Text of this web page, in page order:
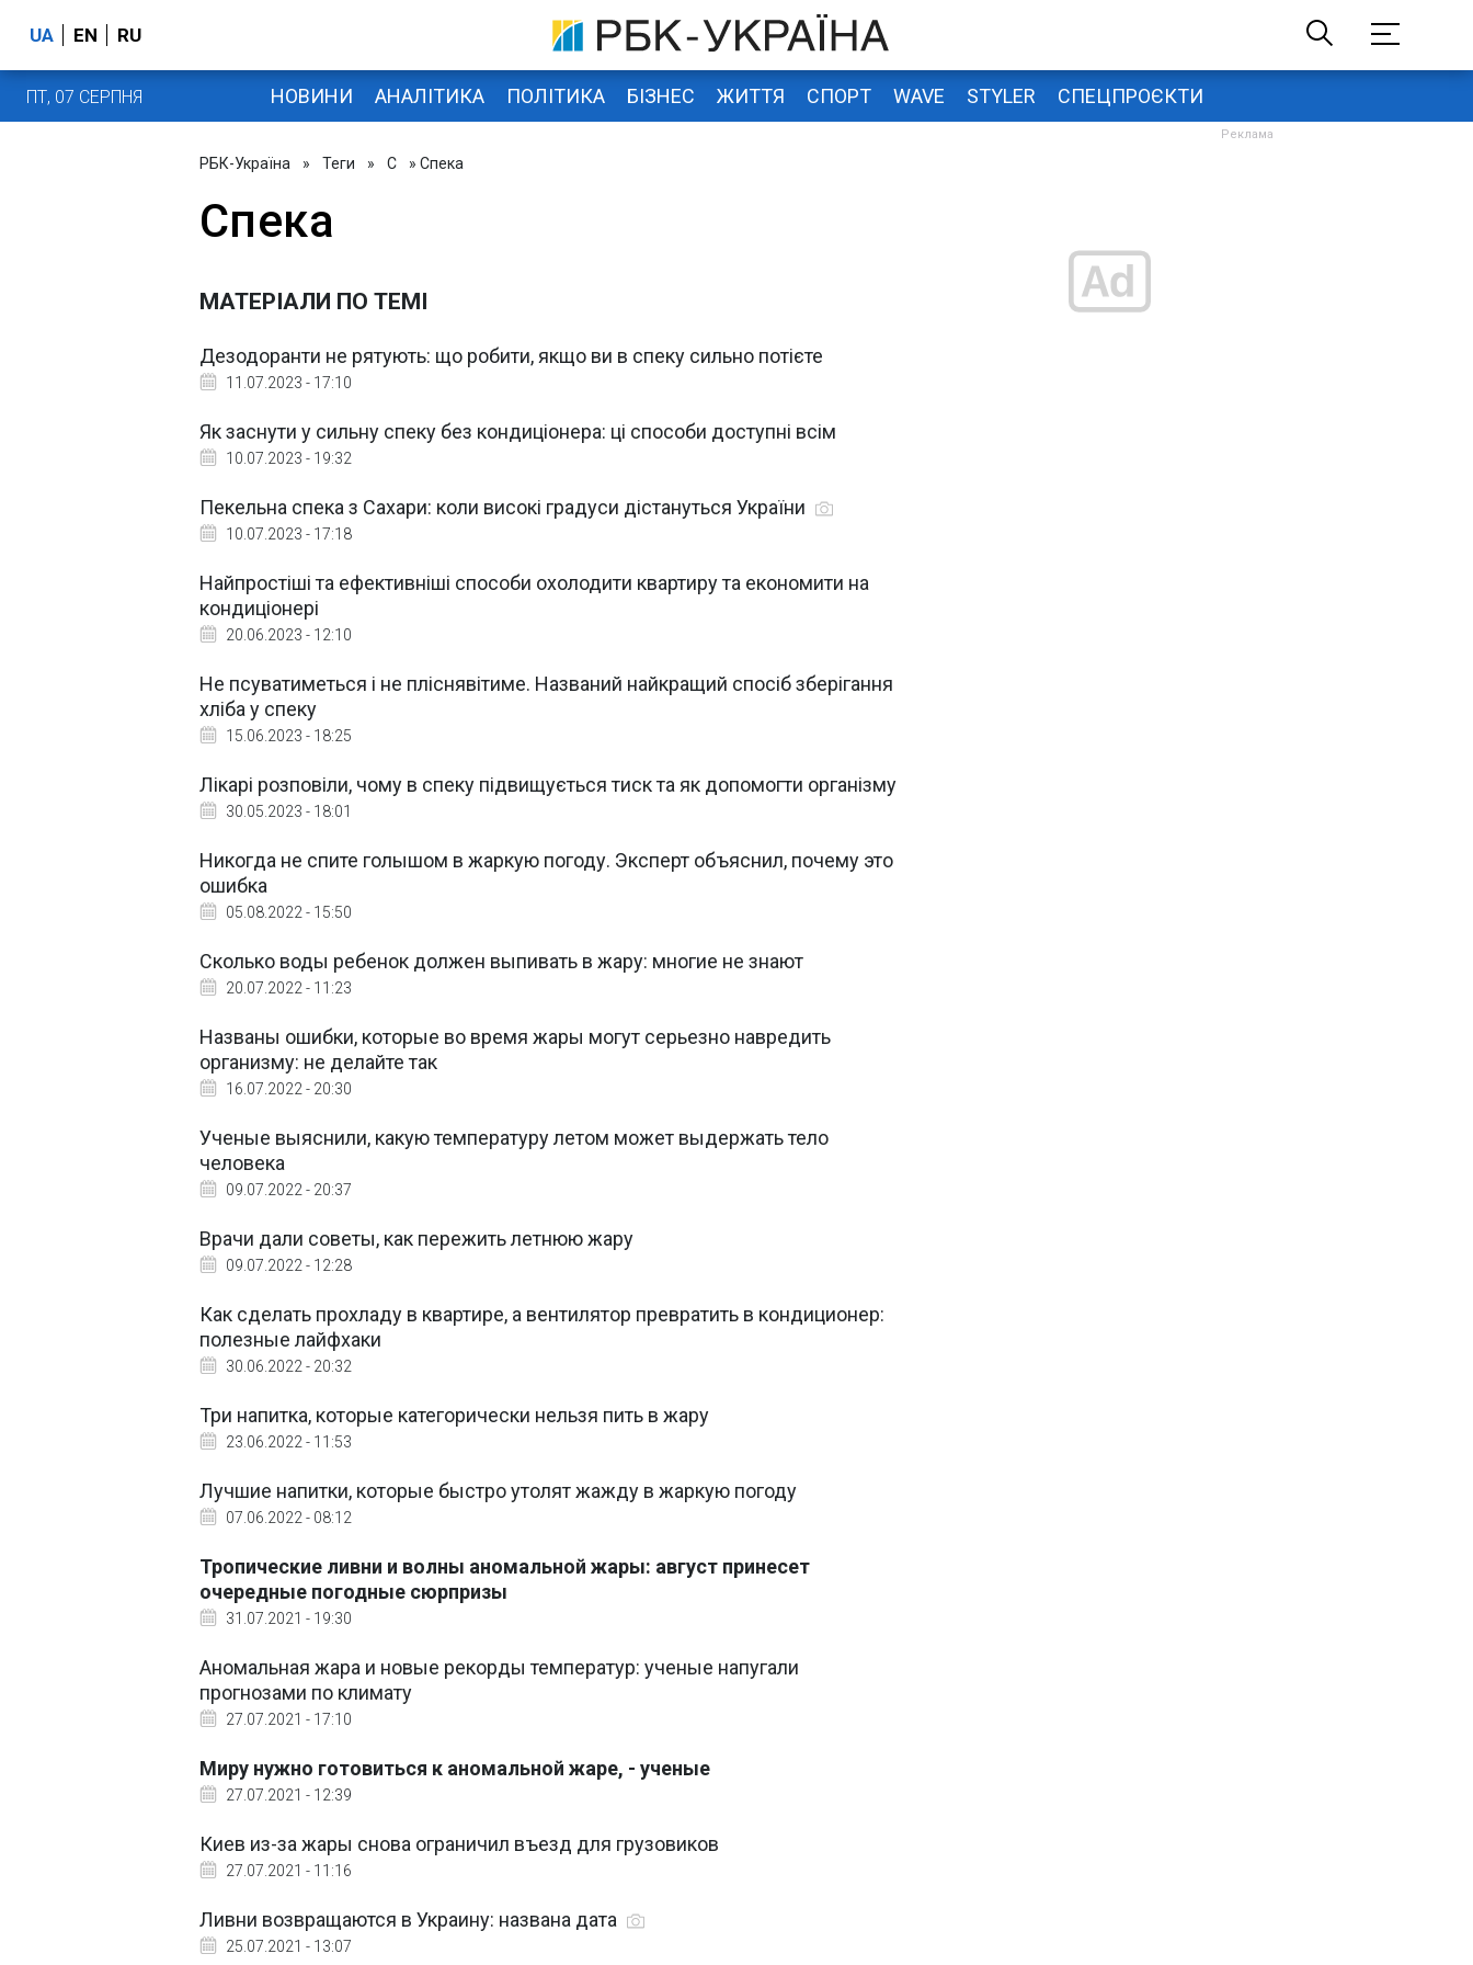
UA EN RU
ПТ, 07 СЕРПНЯ НОВИНИ АНАЛІТИКА ПОЛІТИКА БІЗНЕС ЖИТТЯ СПОРТ WAVE STYLER СПЕЦПРОЄКТИ
РБК-Україна » Теги » С » Спека
Спека
МАТЕРІАЛИ ПО ТЕМІ
Дезодоранти не рятують: що робити, якщо ви в спеку сильно потієте
11.07.2023 - 17:10
Як заснути у сильну спеку без кондиціонера: ці способи доступні всім
10.07.2023 - 19:32
Пекельна спека з Сахари: коли високі градуси дістануться України
10.07.2023 - 17:18
Найпростіші та ефективніші способи охолодити квартиру та економити на
кондиціонері
20.06.2023 - 12:10
Не псуватиметься і не пліснявітиме. Названий найкращий спосіб зберігання
хліба у спеку
15.06.2023 - 18:25
Лікарі розповіли, чому в спеку підвищується тиск та як допомогти організму
30.05.2023 - 18:01
Никогда не спите голышом в жаркую погоду. Эксперт объяснил, почему это
ошибка
05.08.2022 - 15:50
Сколько воды ребенок должен выпивать в жару: многие не знают
20.07.2022 - 11:23
Названы ошибки, которые во время жары могут серьезно навредить
организму: не делайте так
16.07.2022 - 20:30
Ученые выяснили, какую температуру летом может выдержать тело
человека
09.07.2022 - 20:37
Врачи дали советы, как пережить летнюю жару
09.07.2022 - 12:28
Как сделать прохладу в квартире, а вентилятор превратить в кондиционер:
полезные лайфхаки
30.06.2022 - 20:32
Три напитка, которые категорически нельзя пить в жару
23.06.2022 - 11:53
Лучшие напитки, которые быстро утолят жажду в жаркую погоду
07.06.2022 - 08:12
Тропические ливни и волны аномальной жары: август принесет
очередные погодные сюрпризы
31.07.2021 - 19:30
Аномальная жара и новые рекорды температур: ученые напугали
прогнозами по климату
27.07.2021 - 17:10
Миру нужно готовиться к аномальной жаре, - ученые
27.07.2021 - 12:39
Киев из-за жары снова ограничил въезд для грузовиков
27.07.2021 - 11:16
Ливни возвращаются в Украину: названа дата
25.07.2021 - 13:07